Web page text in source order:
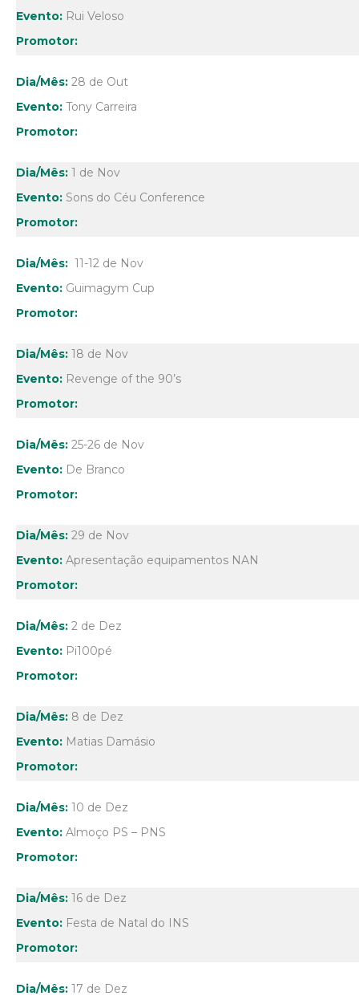
Rui Veloso
28 de Out
Tony Carreira
1 de Nov
Sons do Céu Conference
11-12 de Nov
Guimagym Cup
18 de Nov
Revenge of the 90’s
25-26 de Nov
De Branco
29 de Nov
Apresentação equipamentos NAN
2 de Dez
Pi100pé
8 de Dez
Matias Damásio
10 de Dez
Almoço PS – PNS
16 de Dez
Festa de Natal do INS
17 de Dez